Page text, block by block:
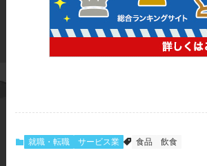
就職・転職 サービス業 食品 飲食